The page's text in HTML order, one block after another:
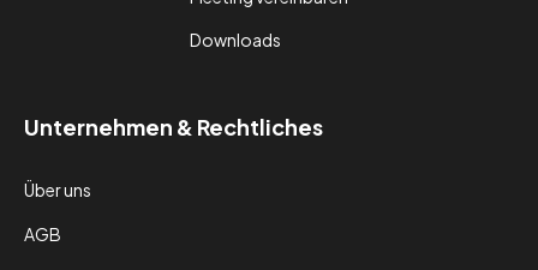
Downloads
Unternehmen & Rechtliches
Über uns
AGB